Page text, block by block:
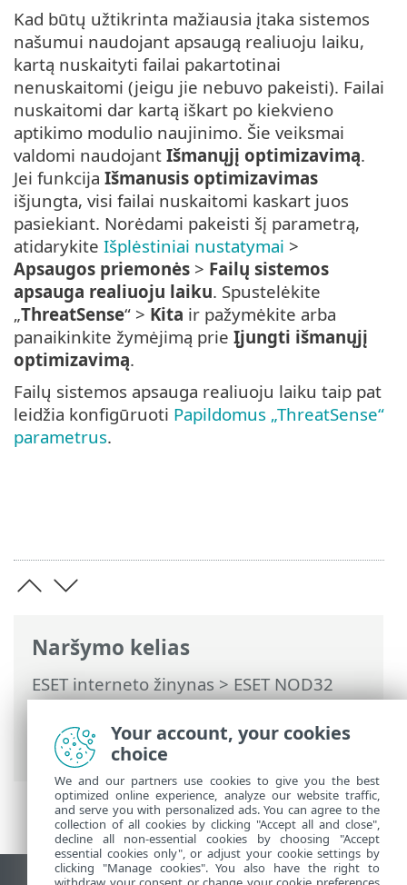
Naršymo kelias
ESET interneto žinynas>ESET NOD32
Antivirus>Išplėstinis nustatymas>
Apsaugos priemonės> Failų sistemos
apsauga realiuoju laiku
Kad būtų užtikrinta mažiausia įtaka sistemos
našumui naudojant apsaugą realiuoju laiku,
kartą nuskaityti failai pakartotinai
nenuskaitomi (jeigu jie nebuvo pakeisti). Failai
nuskaitomi dar kartą iškart po kiekvieno
aptikimo modulio naujinimo. Šie veiksmai
valdomi naudojant Išmanųjį optimizavimą.
Jei funkcija Išmanusis optimizavimas
išjungta, visi failai nuskaitomi kaskart juos
pasiekiant. Norėdami pakeisti šį parametrą,
atidarykite Išplėstiniai nustatymai >
Apsaugos priemonės > Failų sistemos
apsauga realiuoju laiku. Spustelėkite
„ThreatSense“ > Kita ir pažymėkite arba
panaikinkite žymėjimą prie Įjungti išmanųjį
optimizavimą.
Failų sistemos apsauga realiuoju laiku taip pat
leidžia konfigūruoti Papildomus „ThreatSense“
parametrus.
Your account, your cookies
choice
We and our partners use cookies to give you the best
optimized online experience, analyze our website traffic,
and serve you with personalized ads. You can agree to the
collection of all cookies by clicking "Accept all and close",
decline all non-essential cookies by choosing "Accept
essential cookies only", or adjust your cookie settings by
clicking "Manage cookies". You also have the right to